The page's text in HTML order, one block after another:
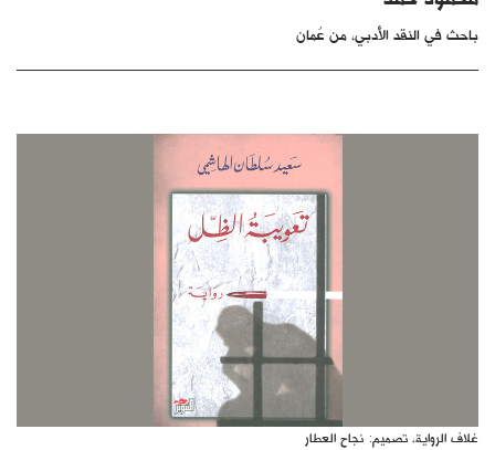
باحث في النقد الأدبي، من عُمان
غلاف الرواية، تصميم: نجاح العطار